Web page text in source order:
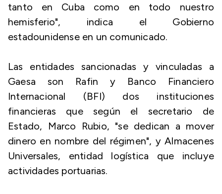
tanto en Cuba como en todo nuestro
hemisferio", indica el Gobierno
estadounidense en un comunicado.
Las entidades sancionadas y vinculadas a
Gaesa son Rafin y Banco Financiero
Internacional (BFI) dos instituciones
financieras que según el secretario de
Estado, Marco Rubio, "se dedican a mover
dinero en nombre del régimen", y Almacenes
Universales, entidad logística que incluye
actividades portuarias.